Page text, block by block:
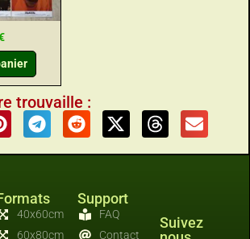
trouvaille :
40x60cm
60x80cm
Support
FAQ
Contact
Suivez